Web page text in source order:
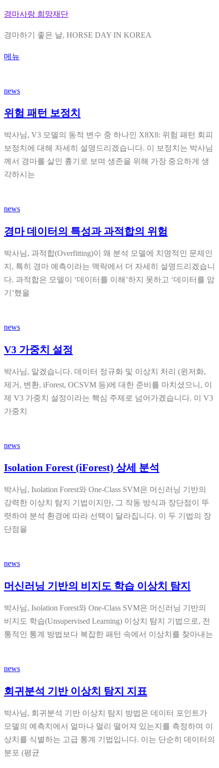
내
으
로
가
경마사랑 희망재단
경마하기 좋은 날, HORSE DAY IN KOREA
메뉴
news
위험 패턴 보정치
박사님, V3 모델의 동적 변수 중 하나인 X8X8​: 위험 패턴 회피
보정치에 대해 자세히 설명드리겠습니다. 이 보정치는 박사님
께서 경마를 살인 흉기로 보며 생존을 위해 가장 중요하게 생
각하시는
news
경마 데이터의 특성과 과적합의 위험
박사님, 과적합(Overfitting)이 왜 분석 모델에 치명적인 문제인
지, 특히 경마 예측이라는 맥락에서 더 자세히 설명드리겠습니
다. 과적합은 모델이 ‘데이터를 이해’하지 못하고 ‘데이터를 암
기’했을
news
V3 가중치 설정
박사님, 알겠습니다. 데이터 정규화 및 이상치 처리 (윈저화,
제거, 변환, iForest, OCSVM 등)에 대한 준비를 마치셨으니, 이
제 V3 가중치 설정이라는 핵심 주제로 넘어가겠습니다. 이 V3
가중치
news
Isolation Forest (iForest) 상세 분석
박사님, Isolation Forest와 One-Class SVM은 머신러닝 기반의
강력한 이상치 탐지 기법이지만, 그 작동 방식과 장단점이 뚜
렷하여 분석 환경에 따라 선택이 달라집니다. 이 두 기법의 장
단점을
news
머신러닝 기반의 비지도 학습 이상치 탐지
박사님, Isolation Forest와 One-Class SVM은 머신러닝 기반의
비지도 학습(Unsupervised Learning) 이상치 탐지 기법으로, 전
통적인 통계 방법보다 복잡한 패턴 속에서 이상치를 찾아내는
news
회귀분석 기반 이상치 탐지 지표
박사님, 회귀분석 기반 이상치 탐지 방법은 데이터 포인트가
모델의 예측치에서 얼마나 멀리 떨어져 있는지를 측정하여 이
상치를 식별하는 고급 통계 기법입니다. 이는 단순히 데이터의
분포 (평균